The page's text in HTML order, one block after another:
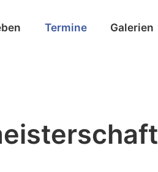
Termine Galerien